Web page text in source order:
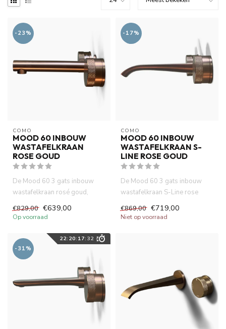
-23%
COMO
MOOD 60 INBOUW
WASTAFELKRAAN
ROSE GOUD
De Mood 60 3 gats inbouw
wastafelkraan rosé goud,
gemaakt van volledig DZR
messi...
€829,00 €639,00
Op voorraad
-17%
COMO
MOOD 60 INBOUW
WASTAFELKRAAN S-
LINE ROSE GOUD
De Mood 60 3 gats inbouw
wastafelkraan S-Line rose
goud, gemaakt van volledig
DZ...
€869,00 €719,00
Niet op voorraad
22: 20: 17: 32
-31%